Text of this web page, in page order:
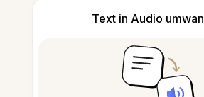
Text in Audio